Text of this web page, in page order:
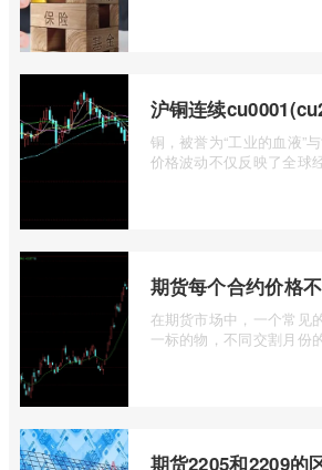
铜，被誉为“工业的血液”
价格波动不仅反映了全球
在期货市场中，一个常见
一标的物，不同交割月份